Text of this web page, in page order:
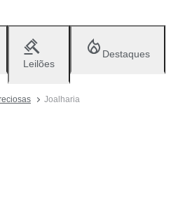
Leilões
Destaques
Joalharia